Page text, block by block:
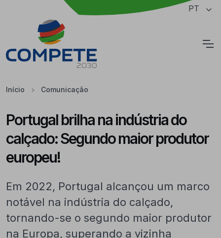
Saltar para o conteúdo principal da página PT
Início Comunicação
Portugal brilha na indústria do
calçado: Segundo maior produtor
europeu!
Em 2022, Portugal alcançou um marco
notável na indústria do calçado,
tornando-se o segundo maior produtor
na Europa, superando a vizinha